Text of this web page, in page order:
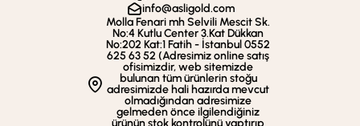
info@asligold.com
Molla Fenari mh Selvili Mescit Sk.
No:4 Kutlu Center 3.Kat Dükkan
No:202 Kat:1 Fatih - İstanbul 0552
625 63 52 (Adresimiz online satış
ofisimizdir, web sitemizde
bulunan tüm ürünlerin stoğu
adresimizde hali hazırda mevcut
olmadığından adresimize
gelmeden önce ilgilendiğiniz
ürünün stok kontrolünü yaptırıp